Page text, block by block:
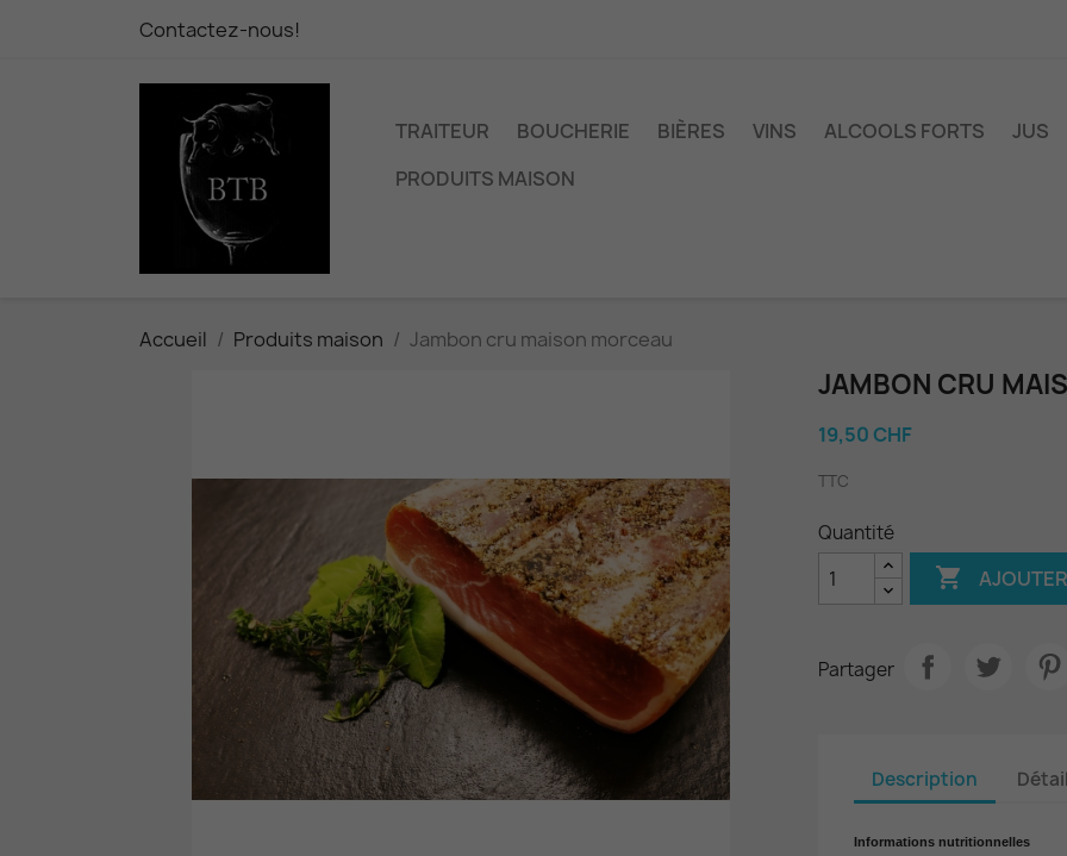
Contactez-nous!
TRAITEUR BOUCHERIE BIÈRES VINS ALCOOLS FORTS JUS
PRODUITS MAISON
Accueil Produits maison Jambon cru maison morceau
JAMBON CRU
19,50 CHF
TTC
Quantité

Partager
Description
Informations nutritionnelles